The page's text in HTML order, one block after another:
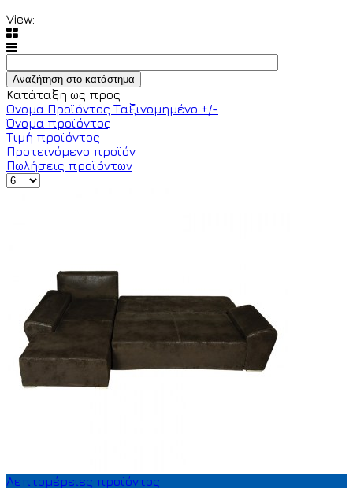
View:
Κατάταξη ως προς
Ονομα Προϊόντος Ταξινομημένο +/-
Όνομα προϊόντος
Τιμή προϊόντος
Προτεινόμενο προϊόν
Πωλήσεις προϊόντων
Λεπτομέρειες προϊόντος